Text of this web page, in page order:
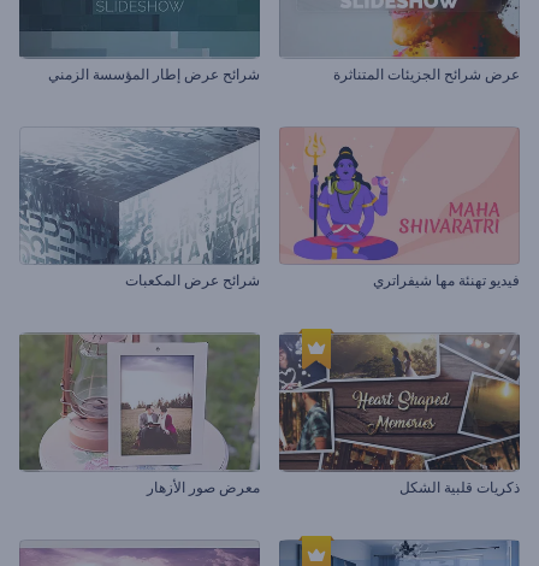
عرض شرائح الجزيئات المتناثرة شرائح عرض إطار المؤسسة الزمني
فيديو تهنئة مها شيفراتري شرائح عرض المكعبات
ذكريات قلبية الشكل معرض صور الأزهار